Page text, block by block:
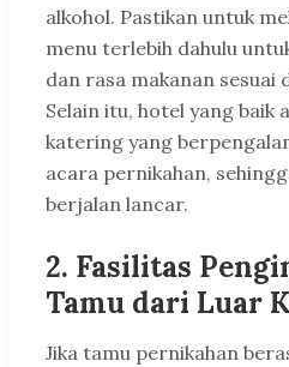
alkohol. Pastikan untuk
menu terlebih dahulu
dan rasa makanan sesuai
Selain itu, hotel yang baik
katering yang
acara pernikahan,
berjalan lancar.
2. Fasilitas
Tamu dari Luar
Jika tamu pernikahan